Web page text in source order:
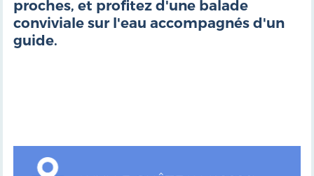
proches, et profitez d'une balade
conviviale sur l'eau accompagnés d'un
guide.